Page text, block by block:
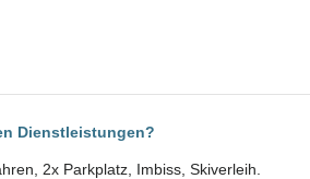
Dienstleistungen?
2x Parkplatz, Imbiss, Skiverleih.